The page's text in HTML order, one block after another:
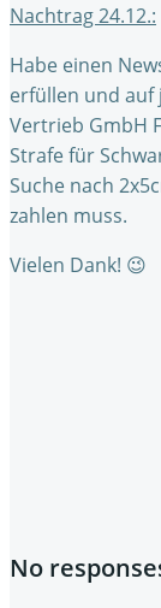
Nachtrag 24.12.:
Habe einen
erfüllen und auf
Vertrieb GmbH
Strafe für
Suche nach
zahlen muss.
Vielen Dank! 😉
No